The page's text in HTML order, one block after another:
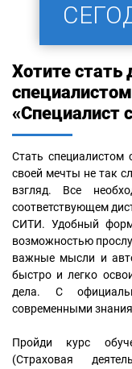
Хотите
«Специалист
Стать специалистом
своей мечты не так
взгляд. Все
соответствующем
СИТИ. Удобный
возможностью
важные мысли и
быстро и легко
дела. С
современными
Пройди курс
(Страховая